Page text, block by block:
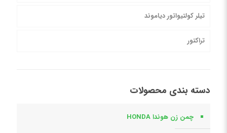
تیلر کولتیواتور دیاموند
تراکتور
دسته بندی محصولات
چمن زن هوندا HONDA